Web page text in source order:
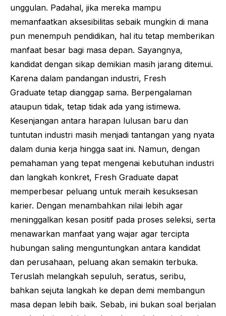
unggulan. Padahal, jika mereka mampu
memanfaatkan aksesibilitas sebaik mungkin di mana
pun menempuh pendidikan, hal itu tetap memberikan
manfaat besar bagi masa depan. Sayangnya,
kandidat dengan sikap demikian masih jarang ditemui.
Karena dalam pandangan industri, Fresh
Graduate tetap dianggap sama. Berpengalaman
ataupun tidak, tetap tidak ada yang istimewa.
Kesenjangan antara harapan lulusan baru dan
tuntutan industri masih menjadi tantangan yang nyata
dalam dunia kerja hingga saat ini. Namun, dengan
pemahaman yang tepat mengenai kebutuhan industri
dan langkah konkret, Fresh Graduate dapat
memperbesar peluang untuk meraih kesuksesan
karier. Dengan menambahkan nilai lebih agar
meninggalkan kesan positif pada proses seleksi, serta
menawarkan manfaat yang wajar agar tercipta
hubungan saling menguntungkan antara kandidat
dan perusahaan, peluang akan semakin terbuka.
Teruslah melangkah sepuluh, seratus, seribu,
bahkan sejuta langkah ke depan demi membangun
masa depan lebih baik. Sebab, ini bukan soal berjalan